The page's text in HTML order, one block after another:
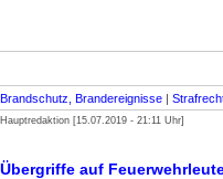
Brandschutz, Brandereignisse |
Hauptredaktion [15.07.2019 - 21:11 Uhr]
Übergriffe auf